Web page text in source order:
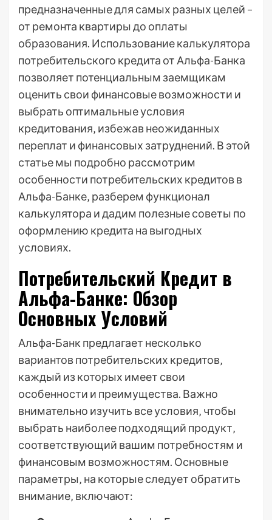
предназначенные для самых разных целей –
от ремонта квартиры до оплаты
образования. Использование калькулятора
потребительского кредита от Альфа-Банка
позволяет потенциальным заемщикам
оценить свои финансовые возможности и
выбрать оптимальные условия
кредитования‚ избежав неожиданных
переплат и финансовых затруднений. В этой
статье мы подробно рассмотрим
особенности потребительских кредитов в
Альфа-Банке‚ разберем функционал
калькулятора и дадим полезные советы по
оформлению кредита на выгодных
условиях.
Потребительский Кредит в
Альфа-Банке: Обзор
Основных Условий
Альфа-Банк предлагает несколько
вариантов потребительских кредитов‚
каждый из которых имеет свои
особенности и преимущества. Важно
внимательно изучить все условия‚ чтобы
выбрать наиболее подходящий продукт‚
соответствующий вашим потребностям и
финансовым возможностям. Основные
параметры‚ на которые следует обратить
внимание‚ включают: